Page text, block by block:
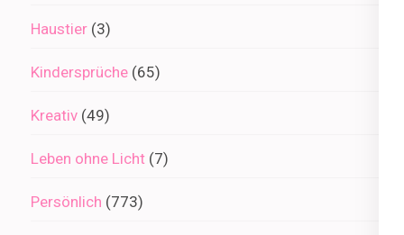
Haustier (3)
Kindersprüche (65)
Kreativ (49)
Leben ohne Licht (7)
Persönlich (773)